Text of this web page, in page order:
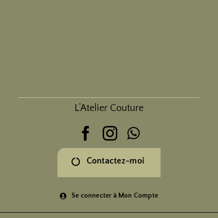
L’Atelier Couture
Contactez-moi
Se connecter à Mon Compte